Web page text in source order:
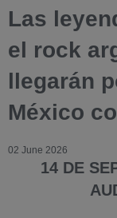
Las
el rock
llegarán
México
02 June 2026
14 DE